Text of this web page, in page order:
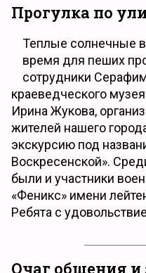
Прогулка по
Теплые солнечные
время для пеших
сотрудники
краеведческого
Ирина Жукова,
жителей нашего
экскурсию под
Воскресенской».
были и участники
«Феникс» имени
Ребята с
Очаг общения и